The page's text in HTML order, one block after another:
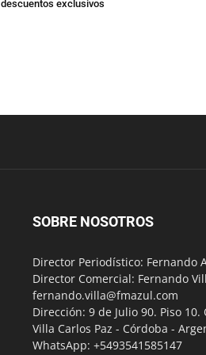
descuentos exclusivos
SOBRE NOSOTROS
Director Periodístico: Fernando
Director Comercial: Fernando
fernando.villa@fmazul.com
Dirección: 9 de Julio 90. Piso 10.
Villa Carlos Paz - Córdoba -
WhatsApp: +5493541585147